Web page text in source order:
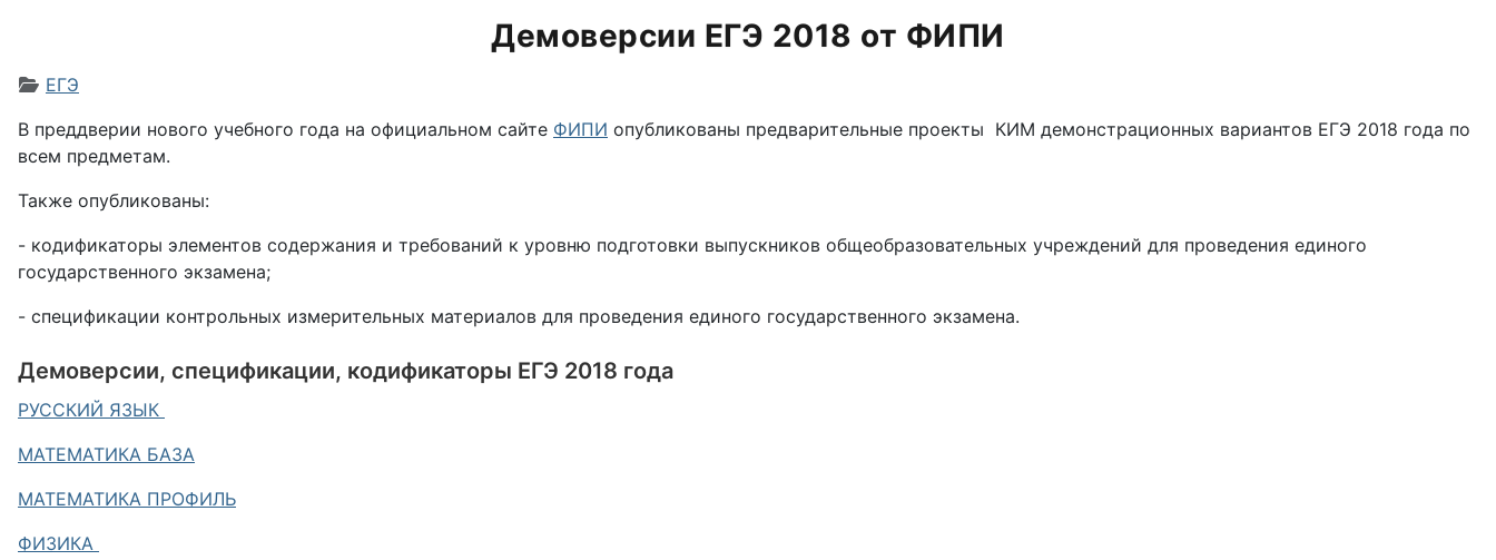
Демоверсии ЕГЭ 2018 от ФИПИ
Информация о материале
ЕГЭ
В преддверии нового учебного года на официальном сайте ФИПИ опубликованы предварительные проекты КИМ демонстрационных вариантов ЕГЭ 2018 года по
всем предметам.
Также опубликованы:
- кодификаторы элементов содержания и требований к уровню подготовки выпускников общеобразовательных учреждений для проведения единого
государственного экзамена;
- спецификации контрольных измерительных материалов для проведения единого государственного экзамена.
Демоверсии, спецификации, кодификаторы ЕГЭ 2018 года
РУССКИЙ ЯЗЫК
МАТЕМАТИКА БАЗА
МАТЕМАТИКА ПРОФИЛЬ
ФИЗИКА